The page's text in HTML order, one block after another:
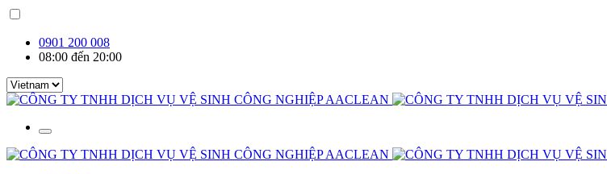
0901 200 008
08:00 đến 20:00